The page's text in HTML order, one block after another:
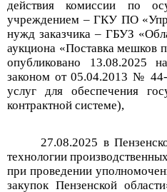
действия комиссии по
учреждением – ГКУ ПО
нужд заказчика – ГБУЗ
аукциона «Поставка мешков
опубликовано 13.08.2025
законом от 05.04.2013 №
услуг для обеспечения
контрактной системе),
27.08.2025 в
технологии
при проведении
закупок Пензенской